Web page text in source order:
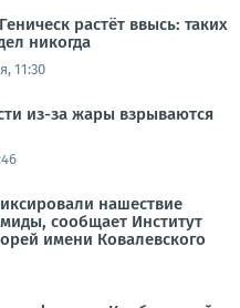
растёт ввысь: таких
никогда
11:30
из-за жары взрываются
нашествие
сообщает Институт
имени Ковалевского